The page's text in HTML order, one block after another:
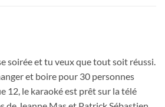
soirée et tu veux que tout soit réussi.
et boire pour 30 personnes
12, le karaoké est prêt sur la télé